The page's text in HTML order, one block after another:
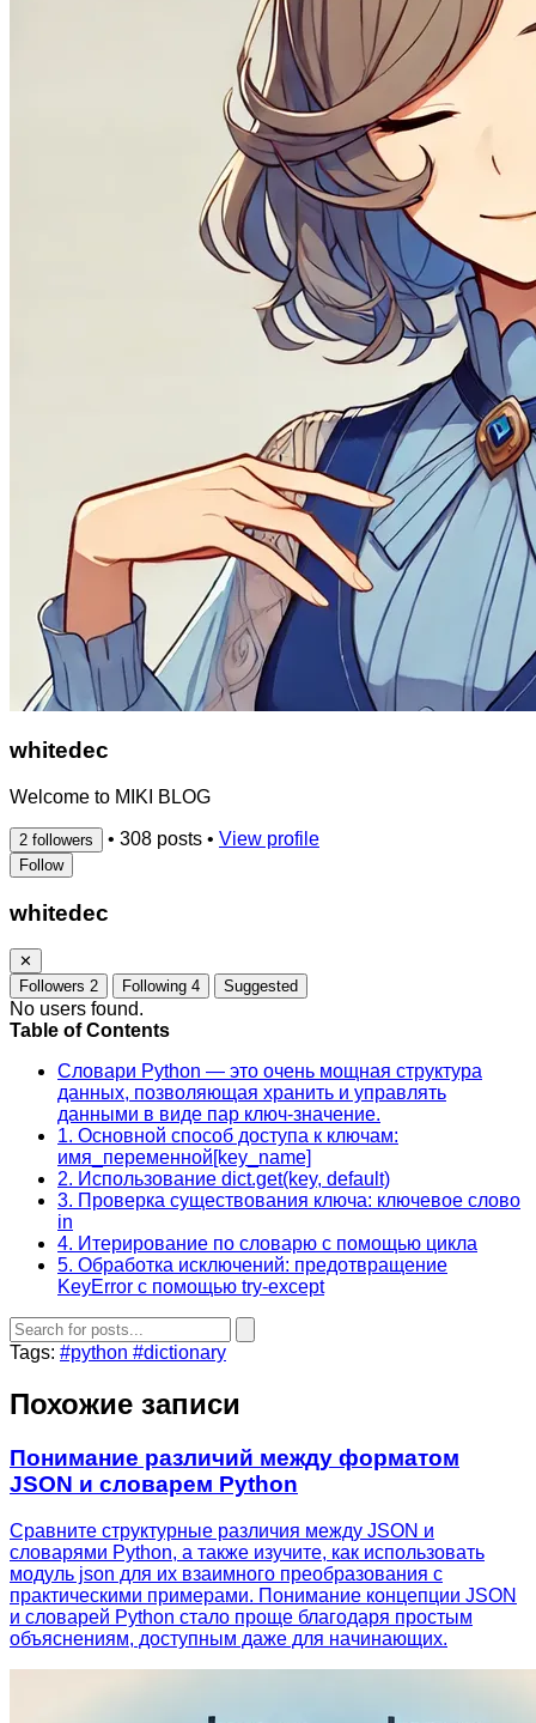
whitedec
Welcome to MIKI BLOG
2 followers • 308 posts • View profile
Follow
whitedec
✕
Followers 2 Following 4 Suggested
No users found.
Table of Contents
Словари Python — это очень мощная структура
данных, позволяющая хранить и управлять
данными в виде пар ключ-значение.
1. Основной способ доступа к ключам:
имя_переменной[key_name]
2. Использование dict.get(key, default)
3. Проверка существования ключа: ключевое слово
in
4. Итерирование по словарю с помощью цикла
5. Обработка исключений: предотвращение
KeyError с помощью try-except
Tags: #python #dictionary
Похожие записи
Понимание различий между форматом
JSON и словарем Python
Сравните структурные различия между JSON и
словарями Python, а также изучите, как использовать
модуль json для их взаимного преобразования с
практическими примерами. Понимание концепции JSON
и словарей Python стало проще благодаря простым
объяснениям, доступным даже для начинающих.